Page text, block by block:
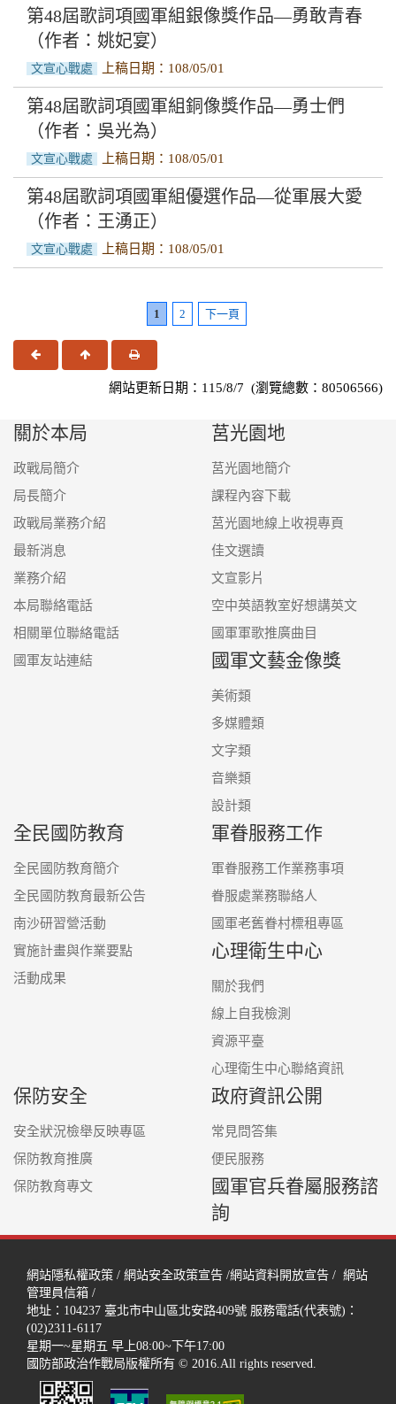
第48屆歌詞項國軍組銀像獎作品—勇敢青春
（作者：姚妃宴）
文宣心戰處 上稿日期：108/05/01
第48屆歌詞項國軍組銅像獎作品—勇士們
（作者：吳光為）
文宣心戰處 上稿日期：108/05/01
第48屆歌詞項國軍組優選作品—從軍展大愛
（作者：王湧正）
文宣心戰處 上稿日期：108/05/01
1 2 下一頁
上一頁 回頂端 友善列印
網站更新日期：115/8/7 (瀏覽總數：80506566)
關於本局
政戰局簡介
局長簡介
政戰局業務介紹
最新消息
業務介紹
本局聯絡電話
相關單位聯絡電話
國軍友站連結
莒光園地
莒光園地簡介
課程內容下載
莒光園地線上收視專頁
佳文選讀
文宣影片
空中英語教室好想講英文
國軍軍歌推廣曲目
國軍文藝金像獎
美術類
多媒體類
文字類
音樂類
設計類
全民國防教育
全民國防教育簡介
全民國防教育最新公告
南沙研習營活動
實施計畫與作業要點
活動成果
軍眷服務工作
軍眷服務工作業務事項
眷服處業務聯絡人
國軍老舊眷村標租專區
心理衛生中心
關於我們
線上自我檢測
資源平臺
心理衛生中心聯絡資訊
保防安全
安全狀況檢舉反映專區
保防教育推廣
保防教育專文
政府資訊公開
常見問答集
便民服務
國軍官兵眷屬服務諮
詢
網站隱私權政策 / 網站安全政策宣告 /網站資料開放宣告 / 網站
管理員信箱 /
地址：104237 臺北市中山區北安路409號 服務電話(代表號)：
(02)2311-6117
星期一~星期五 早上08:00~下午17:00
國防部政治作戰局版權所有 © 2016.All rights reserved.